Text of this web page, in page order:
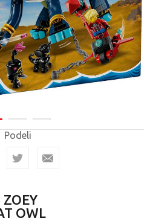
Podeli
OWL